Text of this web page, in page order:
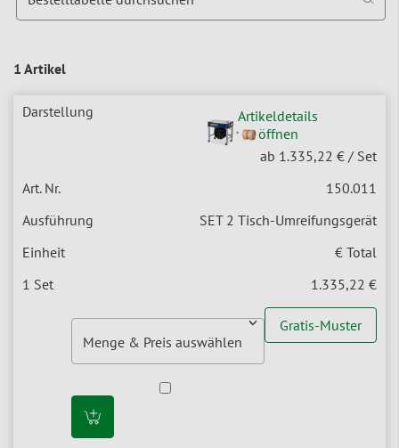
1 Artikel
Artikeldetails
öffnen
ab 1.335,22 € / Set
150.011
SET 2 Tisch-Umreifungsgerät
€ Total
1.335,22 €
Gratis-Muster